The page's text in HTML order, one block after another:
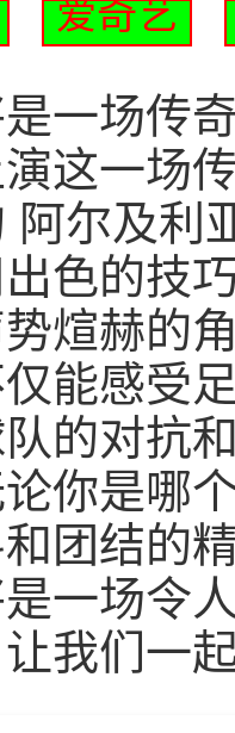
爱奇艺
一场传
这一场
阿尔及利
色的技
势煊赫的
能感受
的对抗
你是哪
团结的
一场令
我们一